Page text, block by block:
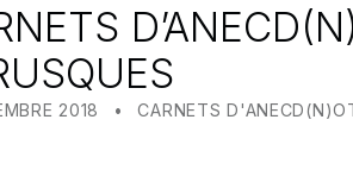
2018 WRITTEN BY:
MEALIN
CARNETS